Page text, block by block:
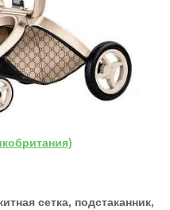
сетка, подстаканник,